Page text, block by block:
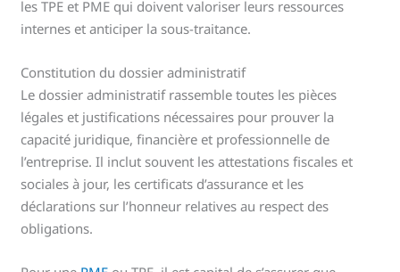
les TPE et PME qui doivent valoriser leurs ressources
internes et anticiper la sous-traitance.
Constitution du dossier administratif
Le dossier administratif rassemble toutes les pièces
légales et justifications nécessaires pour prouver la
capacité juridique, financière et professionnelle de
l’entreprise. Il inclut souvent les attestations fiscales et
sociales à jour, les certificats d’assurance et les
déclarations sur l’honneur relatives au respect des
obligations.